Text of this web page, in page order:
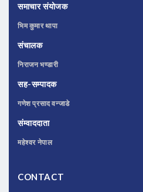
समाचार संयोजक
भिम कुमार थापा
संचालक
निराजन भण्डारी
सह-सम्पादक
गणेश प्रसाद वन्जाडे
संम्वाददाता
महेश्वर नेपाल
CONTACT